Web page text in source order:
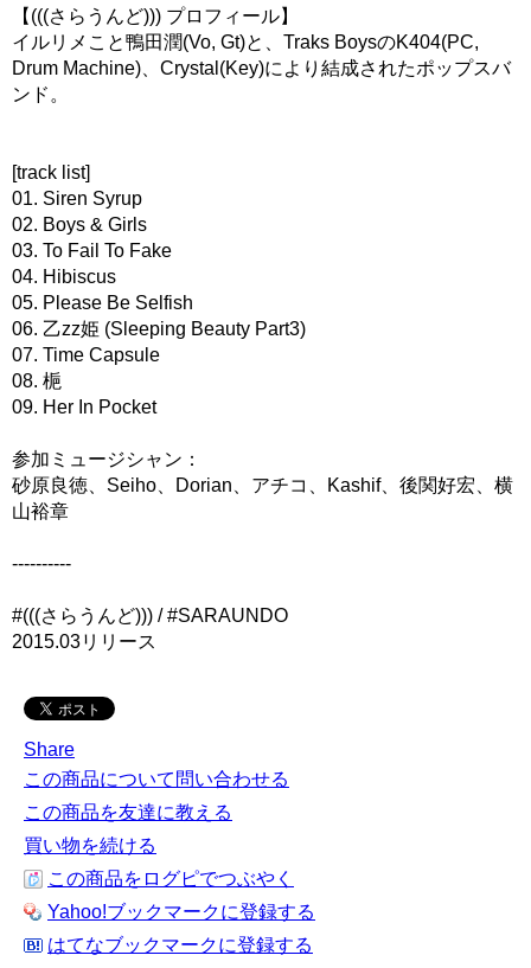
【(((さらうんど))) プロフィール】
イルリメこと鴨田潤(Vo, Gt)と、Traks BoysのK404(PC,
Drum Machine)、Crystal(Key)により結成されたポップスバ
ンド。
[track list]
01. Siren Syrup
02. Boys & Girls
03. To Fail To Fake
04. Hibiscus
05. Please Be Selfish
06. 乙zz姫 (Sleeping Beauty Part3)
07. Time Capsule
08. 梔
09. Her In Pocket
参加ミュージシャン：
砂原良徳、Seiho、Dorian、アチコ、Kashif、後関好宏、横
山裕章
----------
#(((さらうんど))) / #SARAUNDO
2015.03リリース
Share
この商品について問い合わせる
この商品を友達に教える
買い物を続ける
この商品をログピでつぶやく
Yahoo!ブックマークに登録する
はてなブックマークに登録する